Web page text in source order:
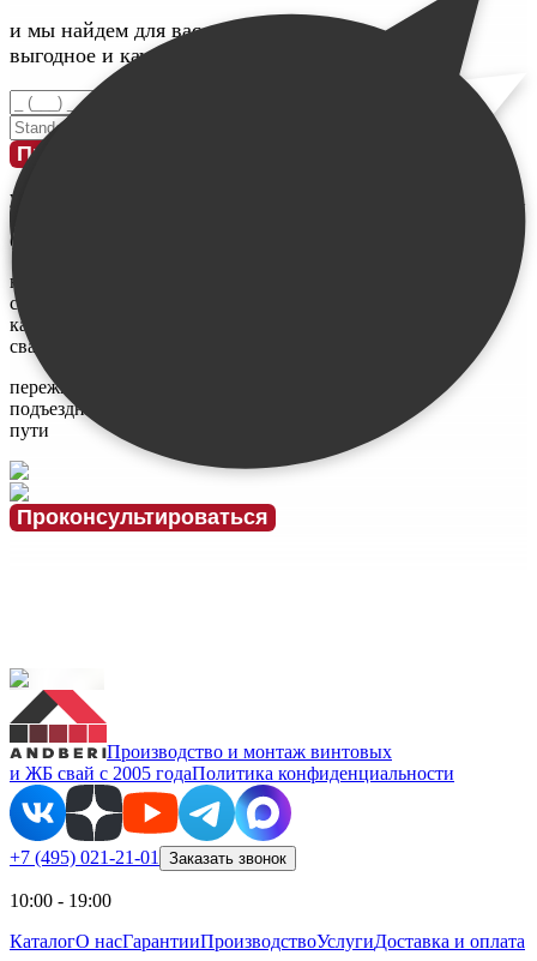
и мы найдем для вас максимально
выгодное и качественное решение
Проконсультироваться
у меня
бюджет
не знаю,
сколько и
каких нужно
свай
переживаю за
подъездные
пути
Проконсультироваться
Производство и монтаж винтовых
и ЖБ свай с 2005 годаПолитика конфиденциальности
+7 (495) 021-21-01 Заказать звонок
10:00 - 19:00
КаталогО насГарантииПроизводствоУслугиДоставка и оплата